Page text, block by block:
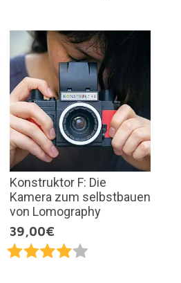
Konstruktor F: Die
Kamera zum selbstbauen
von Lomography
39,00€